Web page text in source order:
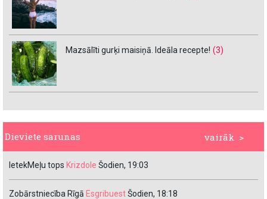
Mazsālīti gurķi maisiņā. Ideāla recepte! (3)
vairāk >
Dieviete sarunas
IetekMeļu tops Krizdole Šodien, 19:03
Zobārstniecība Rīgā EsgribuestŠodien, 18:18